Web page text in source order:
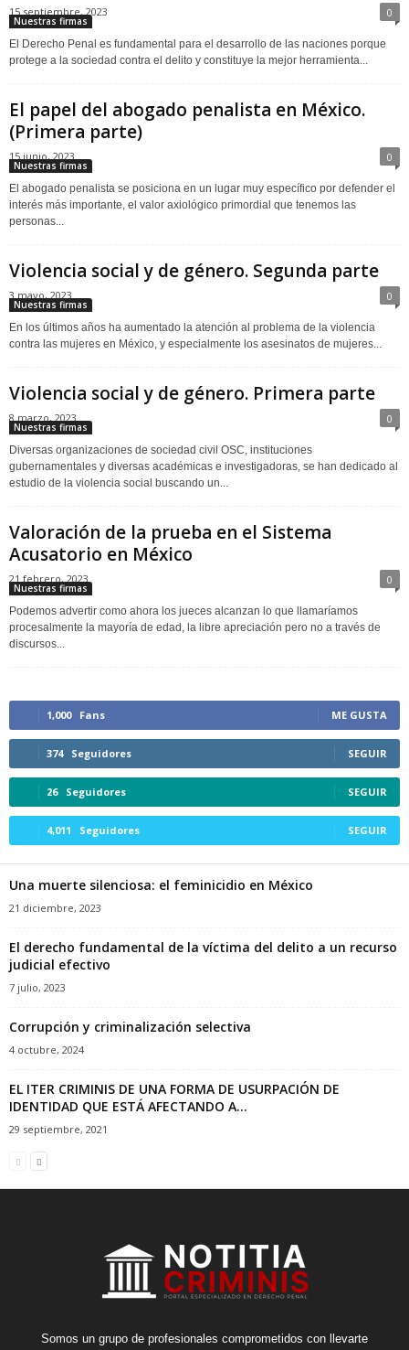
15 septiembre, 2023 0
Nuestras firmas
El Derecho Penal es fundamental para el desarrollo de las naciones porque
protege a la sociedad contra el delito y constituye la mejor herramienta...
El papel del abogado penalista en México.
(Primera parte)
15 junio, 2023 0
Nuestras firmas
El abogado penalista se posiciona en un lugar muy específico por defender el
interés más importante, el valor axiológico primordial que tenemos las
personas...
Violencia social y de género. Segunda parte
3 mayo, 2023 0
Nuestras firmas
En los últimos años ha aumentado la atención al problema de la violencia
contra las mujeres en México, y especialmente los asesinatos de mujeres...
Violencia social y de género. Primera parte
8 marzo, 2023 0
Nuestras firmas
Diversas organizaciones de sociedad civil OSC, instituciones
gubernamentales y diversas académicas e investigadoras, se han dedicado al
estudio de la violencia social buscando un...
Valoración de la prueba en el Sistema
Acusatorio en México
21 febrero, 2023 0
Nuestras firmas
Podemos advertir como ahora los jueces alcanzan lo que llamaríamos
procesalmente la mayoría de edad, la libre apreciación pero no a través de
discursos...
1,000 Fans ME GUSTA
374 Seguidores SEGUIR
26 Seguidores SEGUIR
4,011 Seguidores SEGUIR
Una muerte silenciosa: el feminicidio en México
21 diciembre, 2023
El derecho fundamental de la víctima del delito a un recurso
judicial efectivo
7 julio, 2023
Corrupción y criminalización selectiva
4 octubre, 2024
EL ITER CRIMINIS DE UNA FORMA DE USURPACIÓN DE
IDENTIDAD QUE ESTÁ AFECTANDO A...
29 septiembre, 2021
Somos un grupo de profesionales comprometidos con llevarte